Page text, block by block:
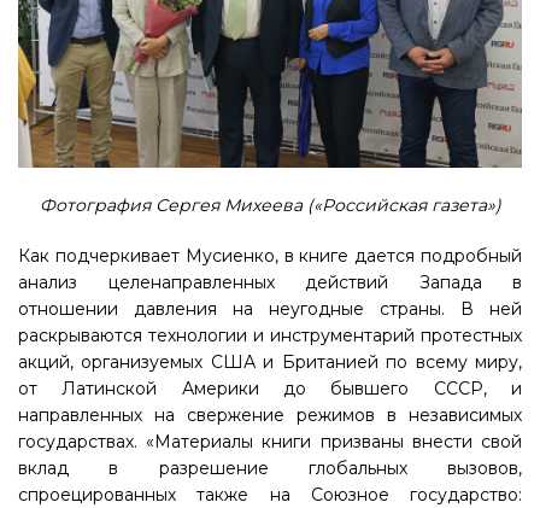
Фотография Сергея Михеева («Российская газета»)
Как подчеркивает Мусиенко, в книге дается подробный
анализ целенаправленных действий Запада в
отношении давления на неугодные страны. В ней
раскрываются технологии и инструментарий протестных
акций, организуемых США и Британией по всему миру,
от Латинской Америки до бывшего СССР, и
направленных на свержение режимов в независимых
государствах. «Материалы книги призваны внести свой
вклад в разрешение глобальных вызовов,
спроецированных также на Союзное государство: